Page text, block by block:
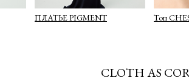
Топ
ПЛАТЬЕ PIGMENT
CLOTH AS